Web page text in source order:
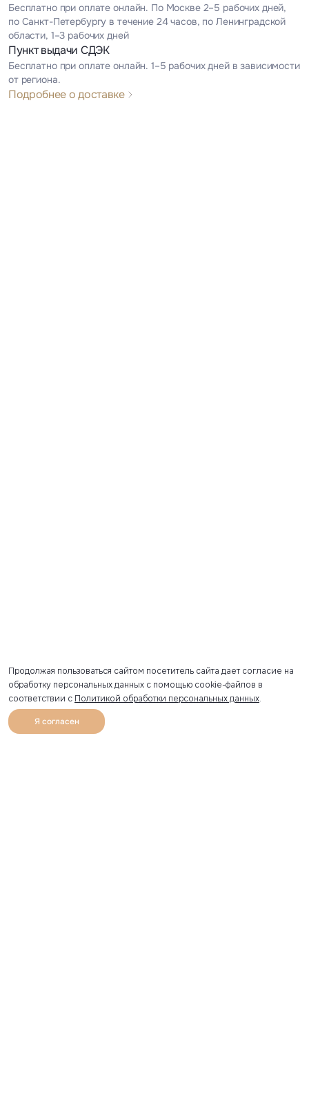
Бесплатно при оплате онлайн. По Москве 2–5 рабочих дней,
по Санкт-Петербургу в течение 24 часов, по Ленинградской
области, 1–3 рабочих дней
Пункт выдачи СДЭК
Бесплатно при оплате онлайн. 1–5 рабочих дней в зависимости
от региона.
Подробнее о доставке
Каталог Избранное
Продолжая пользоваться сайтом посетитель сайта дает согласие на
обработку персональных данных с помощью cookie-файлов в
соответствии с Политикой обработки персональных данных.
Я согласен